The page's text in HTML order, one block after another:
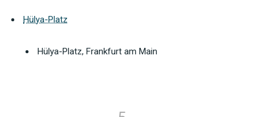
Hülya-Platz
Hülya-Platz, Frankfurt am Main